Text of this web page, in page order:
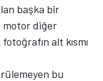
başka bir
motor diğer
alt kısmı
bu